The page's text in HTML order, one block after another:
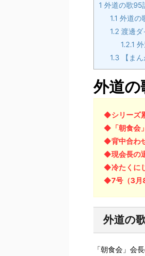
1 外道の歌95
1.1 外道の
1.2 渡邊ダ
1.2.1
1.3 【ま
外道
◆シリーズ
◆「朝食会
◆背中合わ
◆現会長の
◆冷たくに
◆7号（3月
外道の
「朝食会」会